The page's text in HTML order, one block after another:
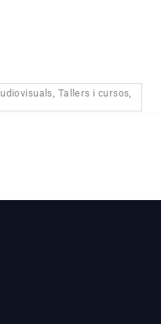
Tallers i cursos,